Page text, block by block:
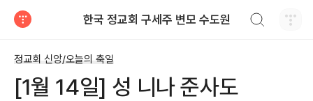
한국 정교회 구세주 변모 수도원
정교회 신앙/오늘의 축일
[1월 14일] 성 니나 준사도